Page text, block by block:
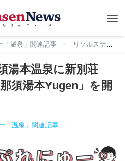
「温泉」関連記事 リソルステイ、那須湯本温泉に新別荘「スイートヴィラ 那須湯本Yugen」を開業
湯本温泉に新別荘
須湯本Yugen」を開
「温泉」関連記事